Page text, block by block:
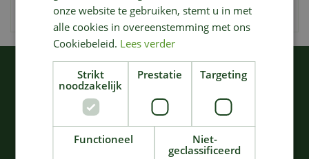
een vleugje natuurlijke elegantie toe aan uw culinaire
creaties met dit schitterende bord.
KIJK OOK EENS NAAR:
onze website te gebruiken, stemt u in met
alle cookies in overeenstemming met ons
Cookiebeleid. Lees verder
Strikt
noodzakelijk
Prestatie Targeting
Functioneel
Niet-
geclassificeerd